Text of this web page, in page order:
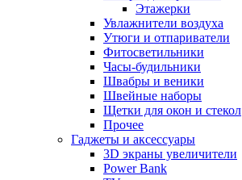
Этажерки
Увлажнители воздуха
Утюги и отпариватели
Фитосветильники
Часы-будильники
Швабры и веники
Швейные наборы
Щетки для окон и стекол
Прочее
Гаджеты и аксессуары
3D экраны увеличители
Power Bank